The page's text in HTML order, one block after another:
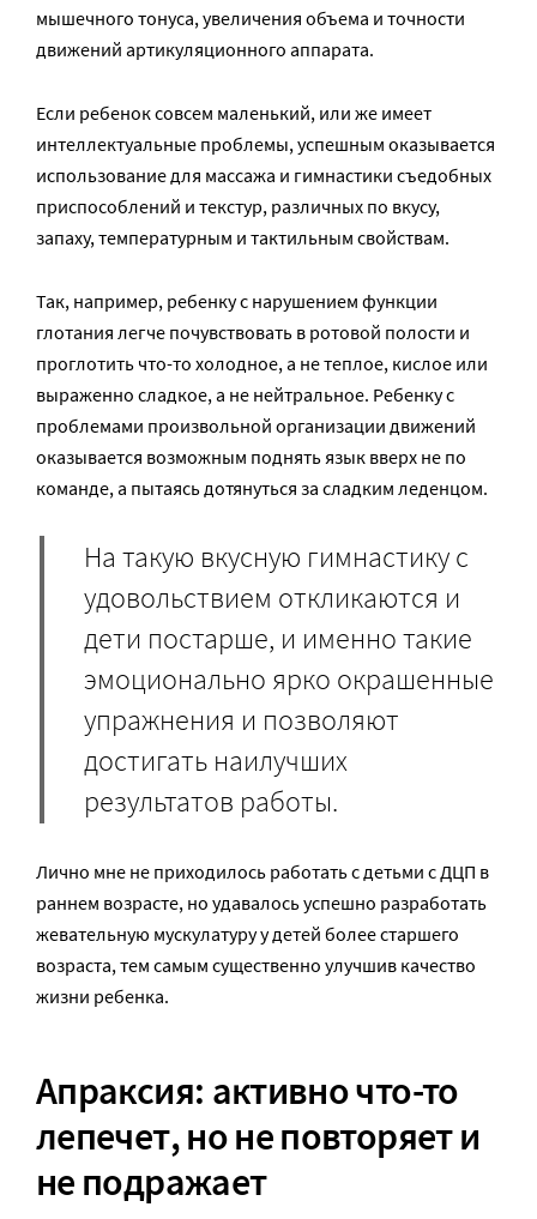
мышечного тонуса, увеличения объема и точности
движений артикуляционного аппарата.
Если ребенок совсем маленький, или же имеет
интеллектуальные проблемы, успешным оказывается
использование для массажа и гимнастики съедобных
приспособлений и текстур, различных по вкусу,
запаху, температурным и тактильным свойствам.
Так, например, ребенку с нарушением функции
глотания легче почувствовать в ротовой полости и
проглотить что-то холодное, а не теплое, кислое или
выраженно сладкое, а не нейтральное. Ребенку с
проблемами произвольной организации движений
оказывается возможным поднять язык вверх не по
команде, а пытаясь дотянуться за сладким леденцом.
На такую вкусную гимнастику с
удовольствием откликаются и
дети постарше, и именно такие
эмоционально ярко окрашенные
упражнения и позволяют
достигать наилучших
результатов работы.
Лично мне не приходилось работать с детьми с ДЦП в
раннем возрасте, но удавалось успешно разработать
жевательную мускулатуру у детей более старшего
возраста, тем самым существенно улучшив качество
жизни ребенка.
Апраксия: активно что-то
лепечет, но не повторяет и
не подражает